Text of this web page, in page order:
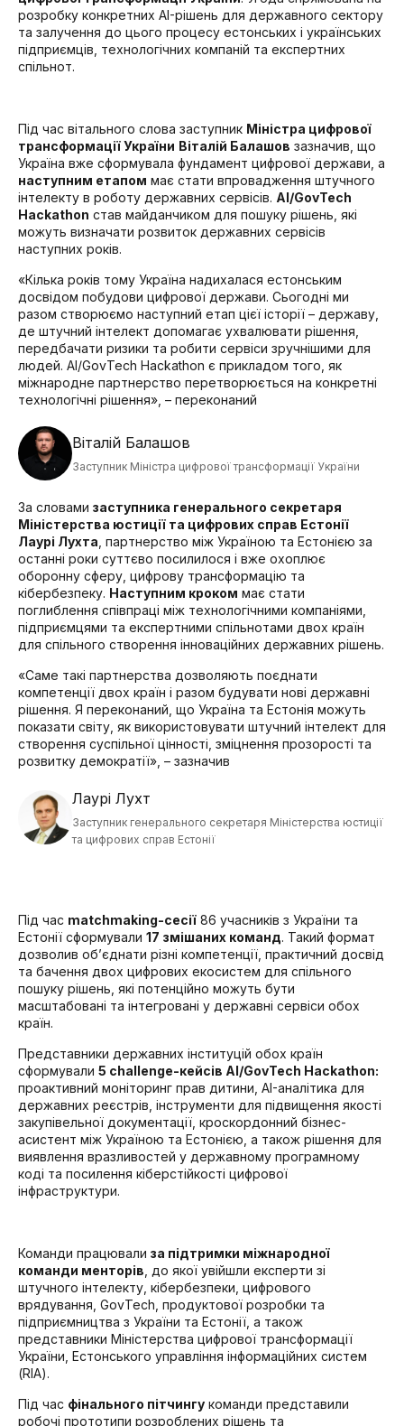
розробку конкретних AI-рішень для державного сектору
та залучення до цього процесу естонських і українських
підприємців, технологічних компаній та експертних
спільнот.
Під час вітального слова заступник Міністра цифрової
трансформації України Віталій Балашов зазначив, що
Україна вже сформувала фундамент цифрової держави, а
наступним етапом має стати впровадження штучного
інтелекту в роботу державних сервісів. AI/GovTech
Hackathon став майданчиком для пошуку рішень, які
можуть визначати розвиток державних сервісів
наступних років.
«Кілька років тому Україна надихалася естонським
досвідом побудови цифрової держави. Сьогодні ми
разом створюємо наступний етап цієї історії – державу,
де штучний інтелект допомагає ухвалювати рішення,
передбачати ризики та робити сервіси зручнішими для
людей. AI/GovTech Hackathon є прикладом того, як
міжнародне партнерство перетворюється на конкретні
технологічні рішення» – переконаний
Віталій Балашов
Заступник Міністра цифрової трансформації України
За словами заступника генерального секретаря
Міністерства юстиції та цифрових справ Естонії
Лаурі Лухта , партнерство між Україною та Естонією за
останні роки суттєво посилилося і вже охоплює
оборонну сферу, цифрову трансформацію та
кібербезпеку. Наступним кроком має стати
поглиблення співпраці між технологічними компаніями,
підприємцями та експертними спільнотами двох країн
для спільного створення інноваційних державних рішень.
«Саме такі партнерства дозволяють поєднати
компетенції двох країн і разом будувати нові державні
рішення. Я переконаний, що Україна та Естонія можуть
показати світу, як використовувати штучний інтелект для
створення суспільної цінності, зміцнення прозорості та
розвитку демократії» , – зазначив
Лаурі Лухт
Заступник генерального секретаря Міністерства юстиції
та цифрових справ Естонії
Під час matchmaking-сесії 86 учасників з України та
Естонії сформували 17 змішаних команд. Такий формат
дозволив об’єднати різні компетенції, практичний досвід
та бачення двох цифрових екосистем для спільного
пошуку рішень, які потенційно можуть бути
масштабовані та інтегровані у державні сервіси обох
країн.
Представники державних інституцій обох країн
сформували 5 challenge-кейсів AI/GovTech Hackathon:
проактивний моніторинг прав дитини, AI-аналітика для
державних реєстрів, інструменти для підвищення якості
закупівельної документації, кроскордонний бізнес-
асистент між Україною та Естонією, а також рішення для
виявлення вразливостей у державному програмному
коді та посилення кіберстійкості цифрової
інфраструктури.
Команди працювали за підтримки міжнародної
команди менторів , до якої увійшли експерти зі
штучного інтелекту, кібербезпеки, цифрового
врядування, GovTech, продуктової розробки та
підприємництва з України та Естонії, а також
представники Міністерства цифрової трансформації
України, Естонського управління інформаційних систем
(RIA).
Під час фінального пітчингу команди представили
робочі прототипи розроблених рішень та